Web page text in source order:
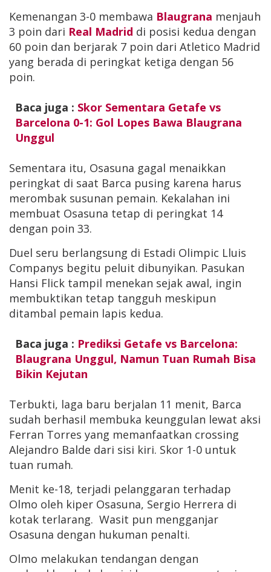
Kemenangan 3-0 membawa Blaugrana menjauh
3 poin dari Real Madrid di posisi kedua dengan
60 poin dan berjarak 7 poin dari Atletico Madrid
yang berada di peringkat ketiga dengan 56
poin.
Baca juga : Skor Sementara Getafe vs
Barcelona 0-1: Gol Lopes Bawa Blaugrana
Unggul
Sementara itu, Osasuna gagal menaikkan
peringkat di saat Barca pusing karena harus
merombak susunan pemain. Kekalahan ini
membuat Osasuna tetap di peringkat 14
dengan poin 33.
Duel seru berlangsung di Estadi Olimpic Lluis
Companys begitu peluit dibunyikan. Pasukan
Hansi Flick tampil menekan sejak awal, ingin
membuktikan tetap tangguh meskipun
ditambal pemain lapis kedua.
Baca juga : Prediksi Getafe vs Barcelona:
Blaugrana Unggul, Namun Tuan Rumah Bisa
Bikin Kejutan
Terbukti, laga baru berjalan 11 menit, Barca
sudah berhasil membuka keunggulan lewat aksi
Ferran Torres yang memanfaatkan crossing
Alejandro Balde dari sisi kiri. Skor 1-0 untuk
tuan rumah.
Menit ke-18, terjadi pelanggaran terhadap
Olmo oleh kiper Osasuna, Sergio Herrera di
kotak terlarang. Wasit pun mengganjar
Osasuna dengan hukuman penalti.
Olmo melakukan tendangan dengan